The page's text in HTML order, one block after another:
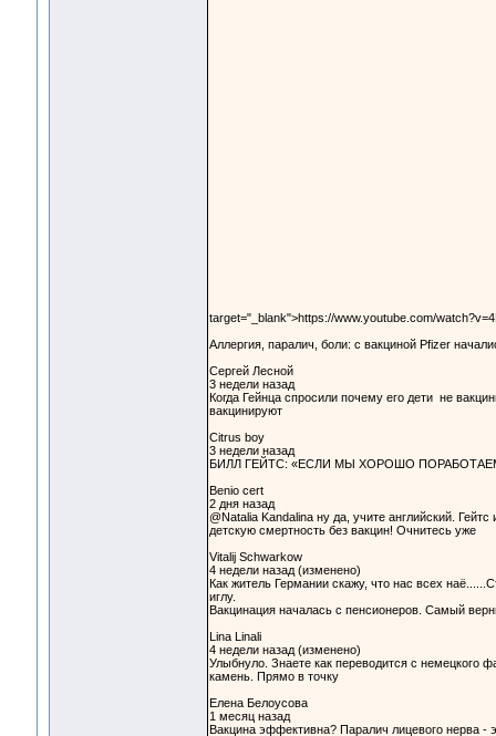
target="_blank">https://www.youtube.com/
Аллергия, паралич, боли: с вакциной Pfizer
Сергей Лесной
3 недели назад
Когда Гейнца спросили почему его дети не
вакцинируют
Citrus boy
3 недели назад
БИЛЛ ГЕЙТС: «ЕСЛИ МЫ ХОРОШО
Benio cert
2 дня назад
@Natalia Kandalina ну да, учите английский.
детскую смертность без вакцин! Очнитесь уже
Vitalij Schwarkow
4 недели назад (изменено)
Как житель Германии скажу, что нас всех
иглу.
Вакцинация началась с пенсионеров. Самый
Lina Linali
4 недели назад (изменено)
Улыбнуло. Знаете как переводится с немецкого
камень. Прямо в точку
Елена Белоусова
1 месяц назад
Вакцина эффективна? Паралич лицевого нерва